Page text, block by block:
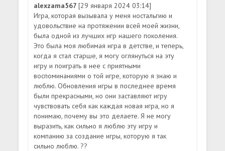
alexzama567[29 января 2024 03:14]
Игра, которая вызывала у меня ностальгию и
удовольствие на протяжении всей моей жизни,
была одной из лучших игр нашего поколения.
Это была моя любимая игра в детстве, и теперь,
когда я стал старше, я могу оглянуться на эту
игру и поиграть в нее с приятными
воспоминаниями о той игре, которую я знаю и
люблю. Обновления игры в последнее время
были прекрасными, но они заставляют игру
чувствовать себя как каждая новая игра, но я
понимаю, почему вы это делаете. Я не могу
выразить, как сильно я люблю эту игру и
компанию за создание игры, которую я так
сильно люблю. ??